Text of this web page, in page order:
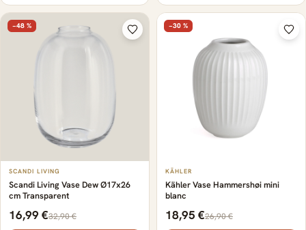
−48 %
SCANDI LIVING
Scandi Living Vase Dew Ø17x26
cm Transparent
16,99 €32,90 €
−30 %
KÄHLER
Kähler Vase Hammershøi mini
blanc
18,95 €26,90 €